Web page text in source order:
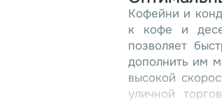
Кофейни и
к кофе и
позволяет
дополнить им
высокой
уличной